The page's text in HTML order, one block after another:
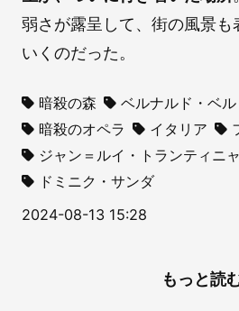
弱さが露呈して、街の風景も
いくのだった。
暗殺の森
ベルナルド・ベ
暗殺のオペラ
イタリア
ジャン＝ルイ・トランティニ
ドミニク・サンダ
2024-08-13 15:28
もっと読